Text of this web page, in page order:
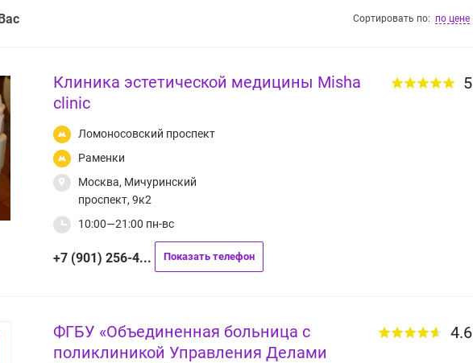
Сортировать по: по цене
Клиника эстетической медицины Misha
clinic
5
Ломоносовский проспект
Раменки
Москва, Мичуринский
проспект, 9к2
10:00—21:00 пн-вс
+7 (901) 256-4... Показать телефон
ФГБУ «Объединенная больница с
поликлиникой Управления Делами
4.6